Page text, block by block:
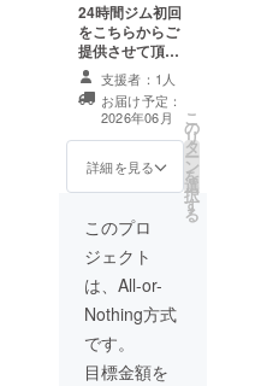
24時間ジム初回
をこちらからご
提供させて頂き
ます。 ジム提供
の期間は2026年
6月1日から6月
30日まで期間を
予定しておりま
す。 ご利用方法
す。
支援者：1人
お届け予定：
2026年06月
詳細を見る
こ
の
リ
タ
ー
ン
を
選
択
す
る
このプロ
ジェクト
は、All-or-
Nothing方式
です。
目標金額を